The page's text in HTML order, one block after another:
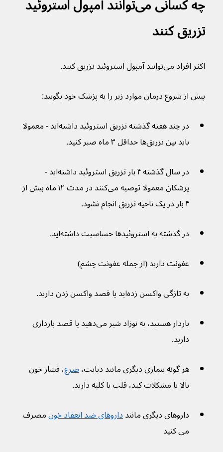
تزریق کنند
اکثر افراد می‌توانند آمپول استروئید تزریق کنند.
پیش از شروع درمان موارد زیر را به پزشک خود بگویید:
در چند هفته گذشته تزریق استروئید داشته‌اید - معمولا
باید بین تزریق‌ها حداقل ۳ ماه صبر کنید.
در سال گذشته ۴ بار تزریق استروئید داشته‌اید -
پزشکان معمولا توصیه می‌کنند در مدت ۱۲ ماه بیش از
۴ بار در یک ناحیه تزریق انجام نشود.
در گذشته به استروئید‌ها حساسیت داشته‌اید.
عفونت دارید (از جمله عفونت چشم)
به تازگی واکسن زده‌اید یا قصد واکسن زدن دارید.
باردار هستید، به نوزاد شیر می‌دهید یا قصد بارداری
دارید.
هر گونه بیماری دیگری مانند دیابت، صرع، فشار خون
بالا یا مشکلات کبد، قلب یا کلیه دارید.
داروهای دیگری مانند داروهای ضد انعقاد خون مصرف
می کنید